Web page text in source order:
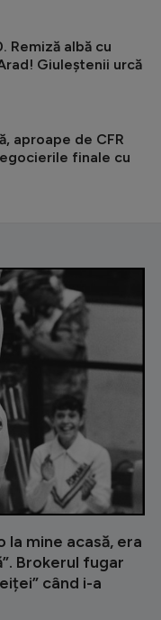
Remiză albă cu
Giuleștenii urcă
aproape de CFR
finale cu
la mine acasă, era
Brokerul fugar
când i-a